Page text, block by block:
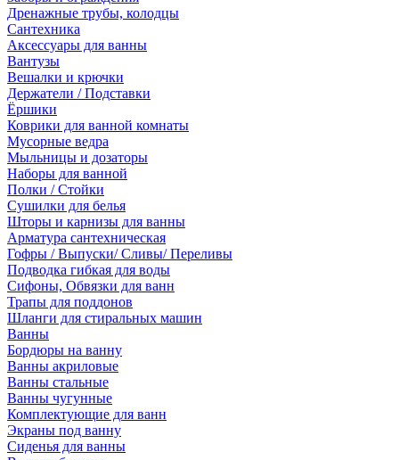
Дренажные трубы, колодцы
Сантехника
Аксессуары для ванны
Вантузы
Вешалки и крючки
Держатели / Подставки
Ёршики
Коврики для ванной комнаты
Мусорные ведра
Мыльницы и дозаторы
Наборы для ванной
Полки / Стойки
Сушилки для белья
Шторы и карнизы для ванны
Арматура сантехническая
Гофры / Выпуски/ Сливы/ Переливы
Подводка гибкая для воды
Сифоны, Обвязки для ванн
Трапы для поддонов
Шланги для стиральных машин
Ванны
Бордюры на ванну
Ванны акриловые
Ванны стальные
Ванны чугунные
Комплектующие для ванн
Экраны под ванну
Сиденья для ванны